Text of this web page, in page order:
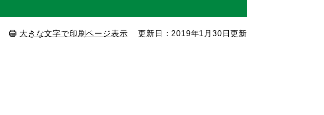
大きな文字で印刷ページ表示 更新日：2019年1月30日更新